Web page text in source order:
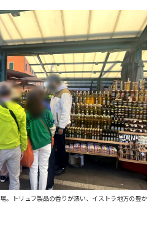
。トリュフ製品の香りが漂い、イストラ地方の豊か